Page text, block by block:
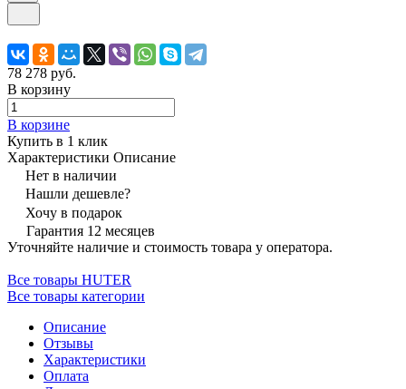
78 278 руб.
В корзину
В корзине
Купить в 1 клик
Характеристики Описание
Нет в наличии
Нашли дешевле?
Хочу в подарок
Гарантия 12 месяцев
Уточняйте наличие и стоимость товара у оператора.
Все товары HUTER
Все товары категории
Описание
Отзывы
Характеристики
Оплата